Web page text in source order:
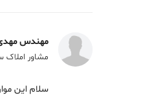
مهندس مهدی
مشاور
سلام این